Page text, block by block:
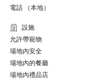
電話 （本地）
設施
允許帶寵物
場地內安全
場地內的餐廳
場地內禮品店